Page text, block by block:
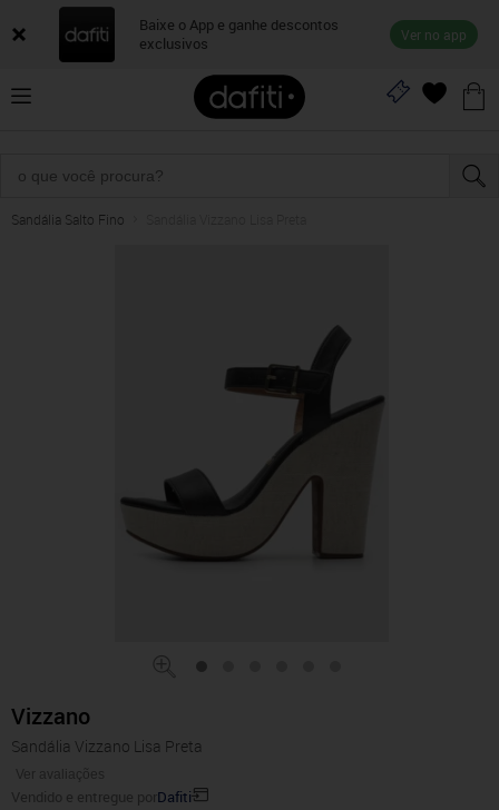
Baixe o App e ganhe descontos
exclusivos
Ver no app
Sandália Salto Fino
Vizzano
Sandália Vizzano Lisa Preta
Ver avaliações
Vendido e entregue porDafiti